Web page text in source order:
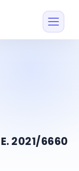
Kişiler ve
Müvekkil ve taraf
2021/6660